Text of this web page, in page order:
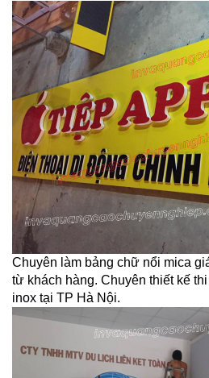
Chuyên làm bảng chữ nổi mica
từ khách hàng. Chuyên thiết kế
inox tại TP Hà Nội.